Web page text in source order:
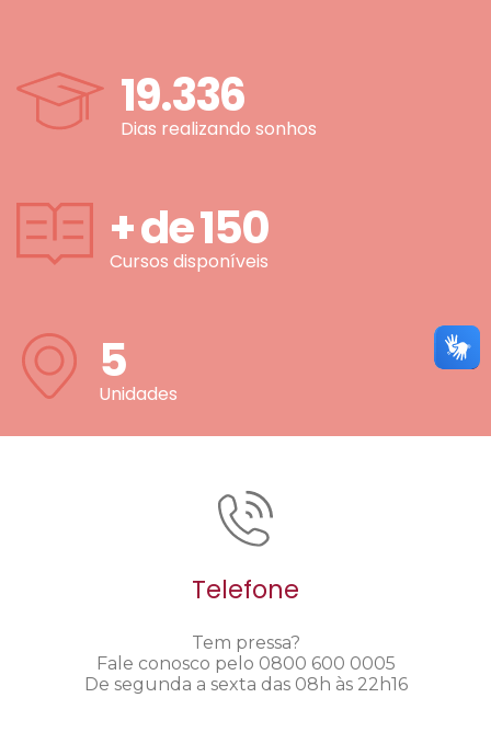
19.336
Dias realizando sonhos
+ de150
Cursos disponíveis
5
Unidades
Telefone
Tem pressa?
Fale conosco pelo 0800 600 0005
De segunda a sexta das 08h às 22h16